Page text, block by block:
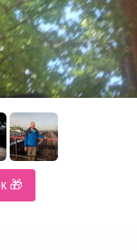
Отправить подарок 🎁